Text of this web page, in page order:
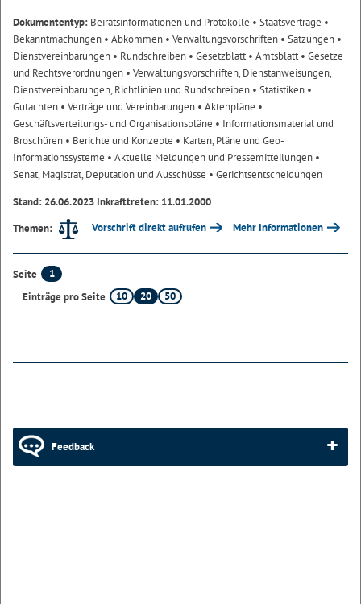
Dokumententyp: Beiratsinformationen und Protokolle • Staatsverträge •
Bekanntmachungen • Abkommen • Verwaltungsvorschriften • Satzungen •
Dienstvereinbarungen • Rundschreiben • Gesetzblatt• Amtsblatt• Gesetze
und Rechtsverordnungen • Verwaltungsvorschriften, Dienstanweisungen,
Dienstvereinbarungen, Richtlinien und Rundschreiben • Statistiken •
Gutachten • Verträge und Vereinbarungen • Aktenpläne •
Geschäftsverteilungs- und Organisationspläne • Informationsmaterial und
Broschüren • Berichte und Konzepte • Karten, Pläne und Geo-
Informationssysteme • Aktuelle Meldungen und Pressemitteilungen •
Senat, Magistrat, Deputation und Ausschüsse • Gerichtsentscheidungen
Stand: 26.06.2023 Inkrafttreten: 11.01.2000
Themen:
Vorschrift direkt aufrufen Mehr Informationen
Seite
1
Einträge pro Seite
10 20 50
Feedback